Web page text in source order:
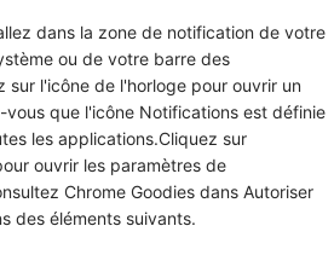
dans la zone de notification de votre
ou de votre barre des
sur l'icône de l'horloge pour ouvrir un
vous que l'icône Notifications est définie
les applications.Cliquez sur
ouvrir les paramètres de
Chrome Goodies dans Autoriser
des éléments suivants.